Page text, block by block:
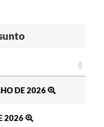
DE 2026
2026